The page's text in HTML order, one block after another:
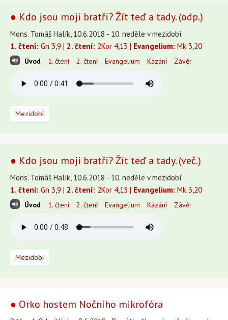
● Kdo jsou moji bratři? Žít teď a tady. (odp.)
Mons. Tomáš Halík, 10.6.2018 - 10. neděle v mezidobí
1. čtení: Gn 3,9 | 2. čtení: 2Kor 4,13 | Evangelium: Mk 3,20
Úvod 1. čtení 2. čtení Evangelium Kázání Závěr
Mezidobí
● Kdo jsou moji bratři? Žít teď a tady. (več.)
Mons. Tomáš Halík, 10.6.2018 - 10. neděle v mezidobí
1. čtení: Gn 3,9 | 2. čtení: 2Kor 4,13 | Evangelium: Mk 3,20
Úvod 1. čtení 2. čtení Evangelium Kázání Závěr
Mezidobí
● Orko hostem Nočního mikrofóra